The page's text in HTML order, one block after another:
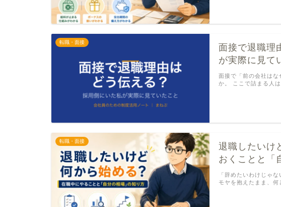
転職・面接
面接で退職理
が実際に見て
面接で「前の会社はな
か。 ここで詰まる人
転職・面接
退職したいけ
おくことと「
「辞めたいわけじゃ
モヤを抱えたまま、